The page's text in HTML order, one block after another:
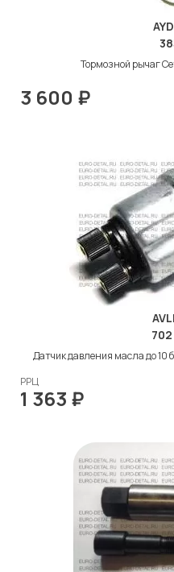
Тормозной рычаг
3 600 ₽
Датчик давления масла до 10
РРЦ
1 363 ₽